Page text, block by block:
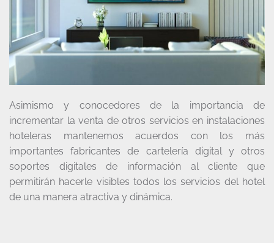
Asimismo y conocedores de la importancia de
incrementar la venta de otros servicios en instalaciones
hoteleras mantenemos acuerdos con los más
importantes fabricantes de cartelería digital y otros
soportes digitales de información al cliente que
permitirán hacerle visibles todos los servicios del hotel
de una manera atractiva y dinámica.